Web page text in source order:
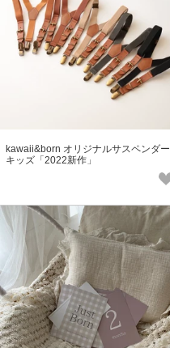
kawaii&born オリジナルサスペンダー
キッズ「2022新作」